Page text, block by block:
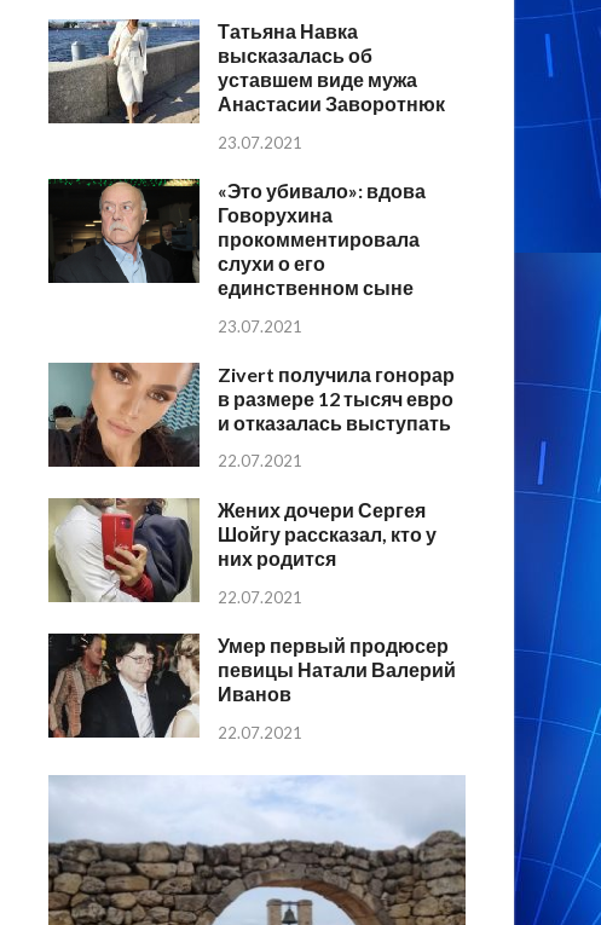
Татьяна Навка
высказалась об
уставшем виде мужа
Анастасии Заворотнюк
23.07.2021
«Это убивало»: вдова
Говорухина
прокомментировала
слухи о его
единственном сыне
23.07.2021
Zivert получила гонорар
в размере 12 тысяч евро
и отказалась выступать
22.07.2021
Жених дочери Сергея
Шойгу рассказал, кто у
них родится
22.07.2021
Умер первый продюсер
певицы Натали Валерий
Иванов
22.07.2021